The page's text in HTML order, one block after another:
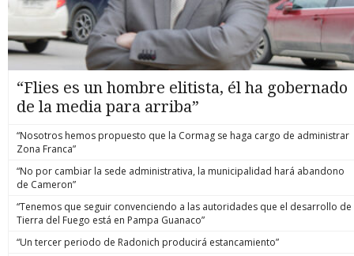
“Flies es un hombre elitista, él ha gobernado
de la media para arriba”
“Nosotros hemos propuesto que la Cormag se haga cargo de administrar
Zona Franca”
“No por cambiar la sede administrativa, la municipalidad hará abandono
de Cameron”
“Tenemos que seguir convenciendo a las autoridades que el desarrollo de
Tierra del Fuego está en Pampa Guanaco”
“Un tercer periodo de Radonich producirá estancamiento”